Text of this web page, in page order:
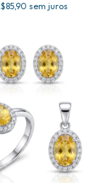
sem juros